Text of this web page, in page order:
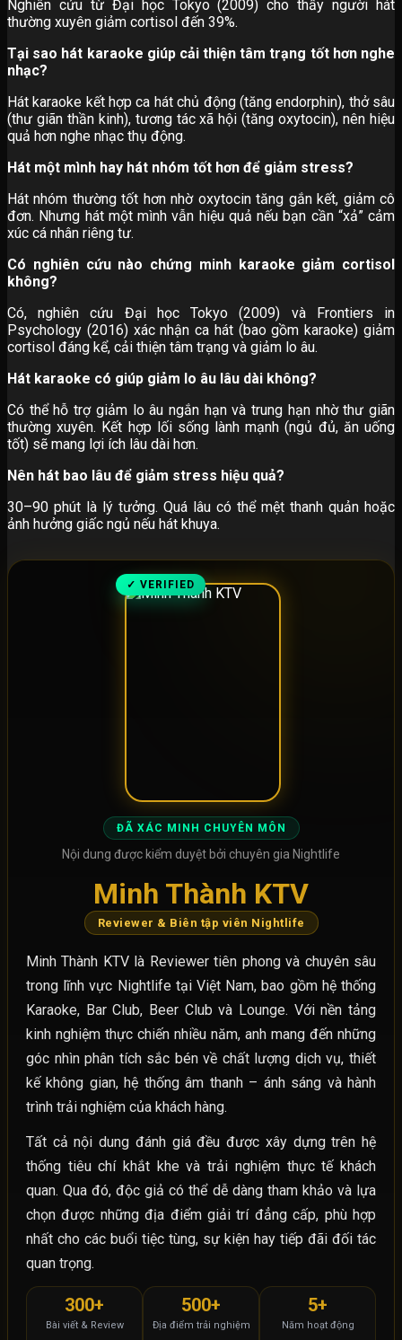
Nghiên cứu từ Đại học Tokyo (2009) cho thấy người hát
thường xuyên giảm cortisol đến 39%.
Tại sao hát karaoke giúp cải thiện tâm trạng tốt hơn nghe
nhạc?
Hát karaoke kết hợp ca hát chủ động (tăng endorphin), thở sâu
(thư giãn thần kinh), tương tác xã hội (tăng oxytocin), nên hiệu
quả hơn nghe nhạc thụ động.
Hát một mình hay hát nhóm tốt hơn để giảm stress?
Hát nhóm thường tốt hơn nhờ oxytocin tăng gắn kết, giảm cô
đơn. Nhưng hát một mình vẫn hiệu quả nếu bạn cần “xả” cảm
xúc cá nhân riêng tư.
Có nghiên cứu nào chứng minh karaoke giảm cortisol
không?
Có, nghiên cứu Đại học Tokyo (2009) và Frontiers in
Psychology (2016) xác nhận ca hát (bao gồm karaoke) giảm
cortisol đáng kể, cải thiện tâm trạng và giảm lo âu.
Hát karaoke có giúp giảm lo âu lâu dài không?
Có thể hỗ trợ giảm lo âu ngắn hạn và trung hạn nhờ thư giãn
thường xuyên. Kết hợp lối sống lành mạnh (ngủ đủ, ăn uống
tốt) sẽ mang lợi ích lâu dài hơn.
Nên hát bao lâu để giảm stress hiệu quả?
30–90 phút là lý tưởng. Quá lâu có thể mệt thanh quản hoặc
ảnh hưởng giấc ngủ nếu hát khuya.
✓ VERIFIED
ĐÃ XÁC MINH CHUYÊN MÔN
Nội dung được kiểm duyệt bởi chuyên gia Nightlife
Minh Thành KTV
Reviewer & Biên tập viên Nightlife
Minh Thành KTV là Reviewer tiên phong và chuyên sâu
trong lĩnh vực Nightlife tại Việt Nam, bao gồm hệ thống
Karaoke, Bar Club, Beer Club và Lounge. Với nền tảng
kinh nghiệm thực chiến nhiều năm, anh mang đến những
góc nhìn phân tích sắc bén về chất lượng dịch vụ, thiết
kế không gian, hệ thống âm thanh – ánh sáng và hành
trình trải nghiệm của khách hàng.
Tất cả nội dung đánh giá đều được xây dựng trên hệ
thống tiêu chí khắt khe và trải nghiệm thực tế khách
quan. Qua đó, độc giả có thể dễ dàng tham khảo và lựa
chọn được những địa điểm giải trí đẳng cấp, phù hợp
nhất cho các buổi tiệc tùng, sự kiện hay tiếp đãi đối tác
quan trọng.
300+
Bài viết & Review
500+
Địa điểm trải nghiệm
5+
Năm hoạt động